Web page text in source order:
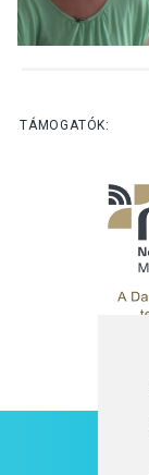
TÁMOGATÓK: